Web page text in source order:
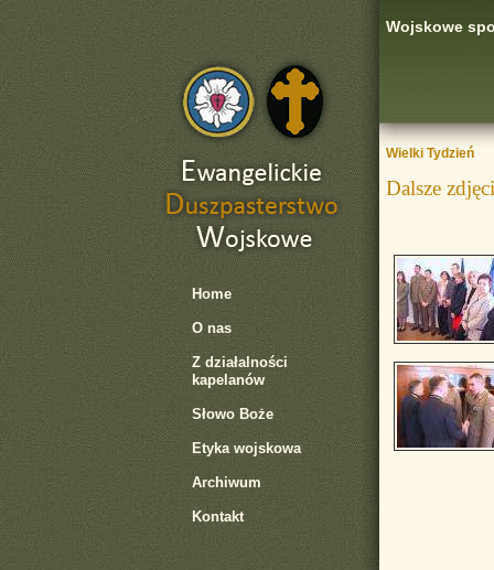
Home
O nas
Z działalności
kapelanów
Słowo Boże
Etyka wojskowa
Archiwum
Kontakt
Wojskowe
Wielki Tydzień
Dalsze